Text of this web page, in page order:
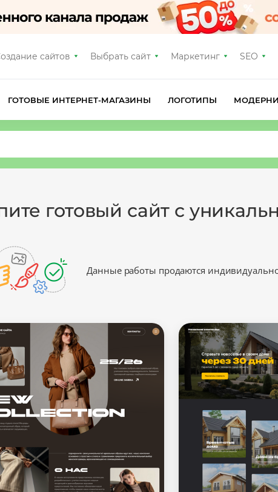
сайтов Выбрать сайт Маркетинг SEO
ГОТОВЫЕ ИНТЕРНЕТ-МАГАЗИНЫ ЛОГОТИПЫ
готовый сайт с
Данные работы продаются